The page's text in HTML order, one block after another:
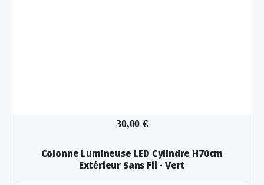
30,00 €
Colonne Lumineuse LED Cylindre H70cm
Extérieur Sans Fil - Vert